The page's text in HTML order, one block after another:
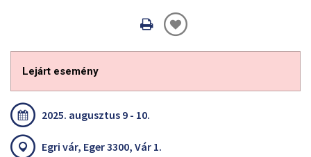
Oldal
Lejárt esemény
2025. augusztus 9 - 10.
Egri vár, Eger 3300, Vár 1.